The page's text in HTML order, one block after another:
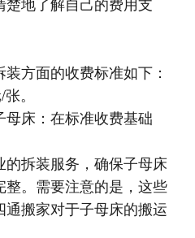
方面的收费标准如下：
。
床：在标准收费基础
拆装服务，确保子母床
。需要注意的是，这些
搬家对于子母床的搬运